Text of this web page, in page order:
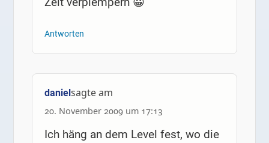
Antworten
danielsagte am
20. November 2009 um 17:13
Ich häng an dem Level fest, wo die